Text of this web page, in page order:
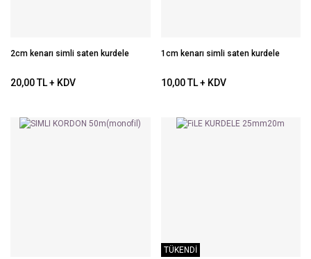
2cm kenarı simli saten kurdele
20,00 TL + KDV
1cm kenarı simli saten kurdele
10,00 TL + KDV
TÜKENDİ